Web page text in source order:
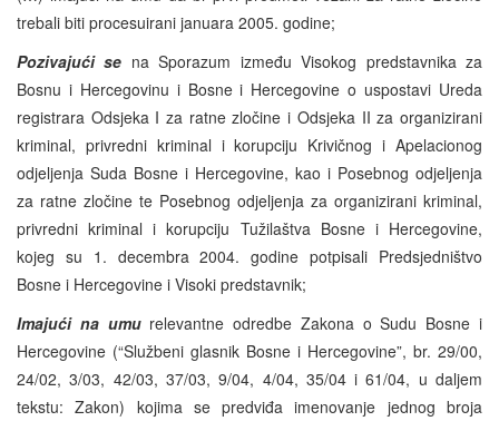
trebali biti procesuirani januara 2005. godine;
Pozivajući se na Sporazum između Visokog predstavnika za
Bosnu i Hercegovinu i Bosne i Hercegovine o uspostavi Ureda
registrara Odsjeka I za ratne zločine i Odsjeka II za organizirani
kriminal, privredni kriminal i korupciju Krivičnog i Apelacionog
odjeljenja Suda Bosne i Hercegovine, kao i Posebnog odjeljenja
za ratne zločine te Posebnog odjeljenja za organizirani kriminal,
privredni kriminal i korupciju Tužilaštva Bosne i Hercegovine,
kojeg su 1. decembra 2004. godine potpisali Predsjedništvo
Bosne i Hercegovine i Visoki predstavnik;
Imajući na umurelevantne odredbe Zakona o Sudu Bosne i
Hercegovine (“Službeni glasnik Bosne i Hercegovine”, br. 29/00,
24/02, 3/03, 42/03, 37/03, 9/04, 4/04, 35/04 i 61/04, u daljem
tekstu: Zakon) kojima se predviđa imenovanje jednog broja